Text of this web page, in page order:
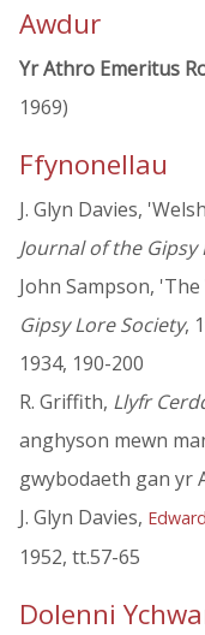
Awdur
Yr Athro Emeritus
1969)
Ffynonellau
J. Glyn Davies,
Journal of the Gipsy
John Sampson,
Gipsy Lore Society,
1934, 190-200
R. Griffith, Llyfr
anghyson mewn
gwybodaeth gan yr
J. Glyn Davies,
1952, tt.57-65
Dolenni